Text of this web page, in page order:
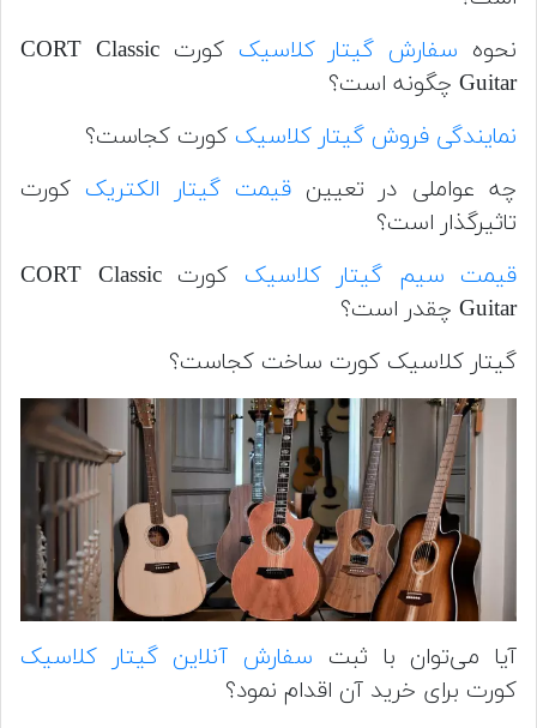
نحوه سفارش گیتار کلاسیک
کورت CORT Classic
Guitar چگونه است؟
نمایندگی فروش گیتار کلاسیک کورت کجاست؟
چه عواملی در تعیینقیمت گیتار الکتریک کورت
تاثیرگذار است؟
قیمت سیم گیتار کلاسیک
کورت CORT Classic
Guitar چقدر است؟
گیتار کلاسیک کورت ساخت کجاست؟
آیا می‌توان با ثبت سفارش آنلاین گیتار کلاسیک
کورت برای خرید آن اقدام نمود؟